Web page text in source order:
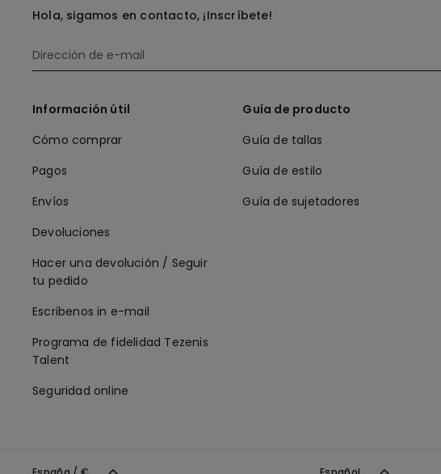
Hola, sigamos en contacto, ¡Inscríbete!
Información útil
Cómo comprar
Pagos
Envíos
Devoluciones
Hacer una devolución / Seguir
tu pedido
Escribenos in e-mail
Programa de fidelidad Tezenis
Talent
Seguridad online
Guía de producto
Guía de tallas
Guía de estilo
Guía de sujetadores